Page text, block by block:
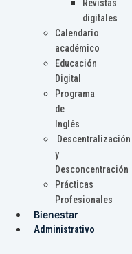
Revistas
digitales
Calendario
académico
Educación
Digital
Programa
de
Inglés
Descentralización
y
Desconcentración
Prácticas
Profesionales
Bienestar
Administrativo